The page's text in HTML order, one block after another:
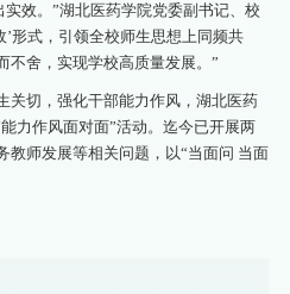
实效。”湖北医药学院党委副书记、校
形式，引领全校师生思想上同频共
不舍，实现学校高质量发展。”
关切，强化干部能力作风，湖北医药
力作风面对面”活动。迄今已开展两
教师发展等相关问题，以“当面问 当面